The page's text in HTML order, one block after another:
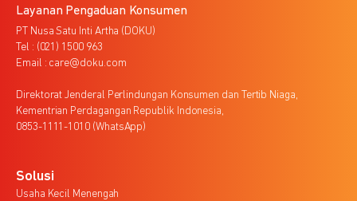
Layanan Pengaduan Konsumen
PT Nusa Satu Inti Artha (DOKU)
Tel : (021) 1500 963
Email : care@doku.com
Direktorat Jenderal Perlindungan Konsumen dan Tertib Niaga,
Kementrian Perdagangan Republik Indonesia,
0853-1111-1010 (WhatsApp)
Solusi
Usaha Kecil Menengah